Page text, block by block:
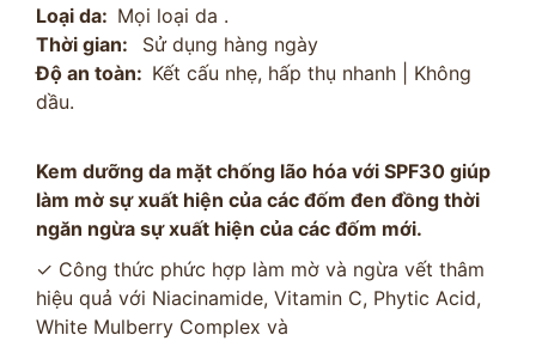
Loại da: Mọi loại da .
Thời gian: Sử dụng hàng ngày
Độ an toàn: Kết cấu nhẹ, hấp thụ nhanh | Không
dầu.
Kem dưỡng da mặt chống lão hóa với SPF30 giúp
làm mờ sự xuất hiện của các đốm đen đồng thời
ngăn ngừa sự xuất hiện của các đốm mới.
✓ Công thức phức hợp làm mờ và ngừa vết thâm
hiệu quả với Niacinamide, Vitamin C, Phytic Acid,
White Mulberry Complex và